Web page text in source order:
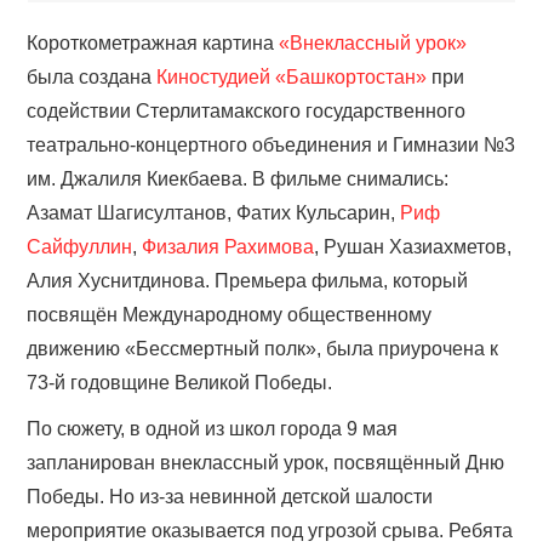
Короткометражная картина «Внеклассный урок»
была создана Киностудией «Башкортостан» при
содействии Стерлитамакского государственного
театрально-концертного объединения и Гимназии №3
им. Джалиля Киекбаева. В фильме снимались:
Азамат Шагисултанов, Фатих Кульсарин, Риф
Сайфуллин, Физалия Рахимова, Рушан Хазиахметов,
Алия Хуснитдинова. Премьера фильма, который
посвящён Международному общественному
движению «Бессмертный полк», была приурочена к
73-й годовщине Великой Победы.
По сюжету, в одной из школ города 9 мая
запланирован внеклассный урок, посвящённый Дню
Победы. Но из-за невинной детской шалости
мероприятие оказывается под угрозой срыва. Ребята